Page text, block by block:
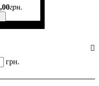
,00грн.
грн.